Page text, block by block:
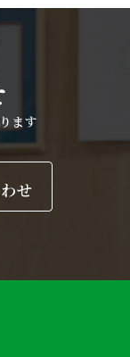
ます
せ